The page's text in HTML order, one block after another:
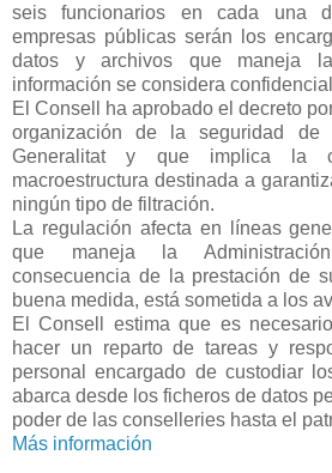
seis funcionarios en cada una
empresas públicas serán los
datos y archivos que maneja
información se considera
El Consell ha aprobado el decreto
organización de la seguridad
Generalitat y que implica la
macroestructura destinada a
ningún tipo de filtración.
La regulación afecta en líneas
que maneja la
consecuencia de la prestación de
buena medida, está sometida a los
El Consell estima que es
hacer un reparto de tareas y
personal encargado de custodiar
abarca desde los ficheros de datos
poder de las conselleries hasta el
Más información